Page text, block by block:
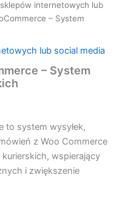
internetowych lub
– System
lub social media
– System
to system wysyłek,
z Woo Commerce
wspierający
i zwiększenie